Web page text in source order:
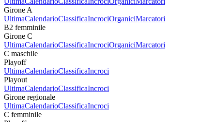
Girone A
UltimaCalendarioClassificaIncrociOrganiciMarcatori
B2 femminile
Girone C
UltimaCalendarioClassificaIncrociOrganiciMarcatori
C maschile
Playoff
UltimaCalendarioClassificaIncroci
Playout
UltimaCalendarioClassificaIncroci
Girone regionale
UltimaCalendarioClassificaIncroci
C femminile